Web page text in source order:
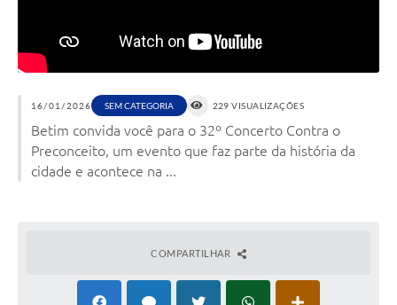
16/01/2026 SEM CATEGORIA 229 VISUALIZAÇÕES
Betim convida você para o 32º Concerto Contra o
Preconceito, um evento que faz parte da história da
cidade e acontece na ...
COMPARTILHAR